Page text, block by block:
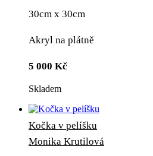
30cm x 30cm
Akryl na plátně
5 000 Kč
Skladem
Kočka v pelíšku
Monika Krutilová